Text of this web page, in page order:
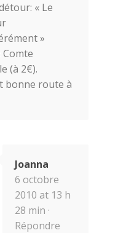
« Le
»
Comte
(à 2€).
bonne route à
Joanna
6 octobre
2010 at 13 h
28 min ·
Répondre